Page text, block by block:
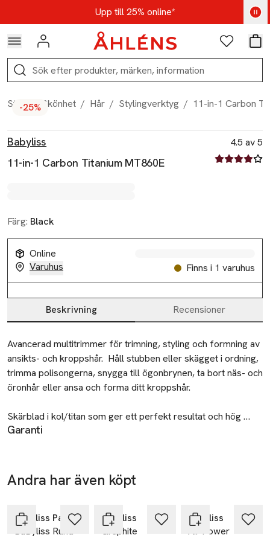
Hoppa till navigationsmenynUpp till 25% online*
Kod: AUG25 - Shoppa nu
Logga in Favoriter
Sök
Start / Skönhet / Hår / Stylingverktyg / 11-in-1 Carbon
-25%
Babyliss
11-in-1 Carbon Titanium MT860E
4.5 av 5
4.5 av fem
Färg: Black
Online
Varuhus
Finns i 1 varuhus
Beskrivning Recensioner
Beskrivning
Avancerad multitrimmer för trimning, styling och formning av
ansikts- och kroppshår.  Håll stubben eller skägget i ordning,
trimma polisongerna, snygga till ögonbrynen, ta bort näs- och
öronhår eller ansa och forma ditt kroppshår.
Skärblad i kol/titan som ger ett perfekt resultat och hög
precision under lång tid. Upp till 70 minuters användning utan
Teknisk information
Sladdlös multitrimmer
70 minuters användningstid utan sladd
Garanti
BaByliss Nordic AB
59141 Lwuy
Frankrike
Andra har även köpt
Babyliss Paris
BaByliss Rund
-25%
Babyliss
Graphite
Babyliss
Air Power